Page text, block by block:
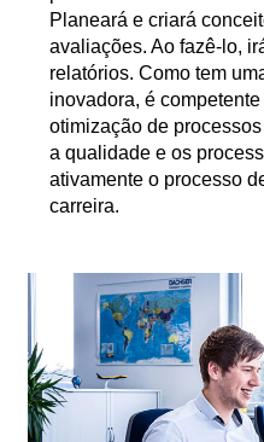
Planeará e criará
avaliações. Ao fazê-lo,
relatórios. Como tem
inovadora, é
otimização de
a qualidade e os
ativamente o processo
carreira.